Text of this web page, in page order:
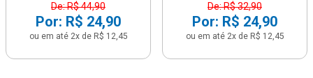
De: R$ 44,90
Por: R$ 24,90
ou em até 2x de R$ 12,45
De: R$ 32,90
Por: R$ 24,90
ou em até 2x de R$ 12,45